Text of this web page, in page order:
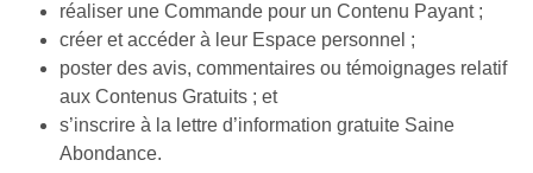
réaliser une Commande pour un Contenu Payant ;
créer et accéder à leur Espace personnel ;
poster des avis, commentaires ou témoignages relatif
aux Contenus Gratuits ; et
s’inscrire à la lettre d’information gratuite Saine
Abondance.